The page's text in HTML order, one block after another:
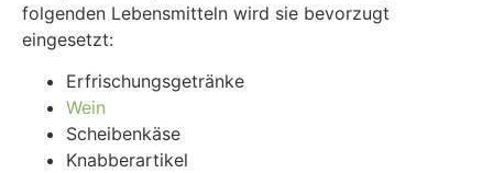
folgenden Lebensmitteln wird sie bevorzugt
eingesetzt:
Erfrischungsgetränke
Wein
Scheibenkäse
Knabberartikel